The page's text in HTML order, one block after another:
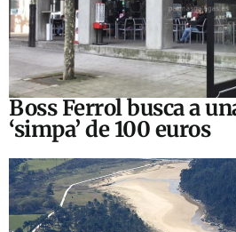
Boss Ferrol busca a
‘simpa’ de 100 euros